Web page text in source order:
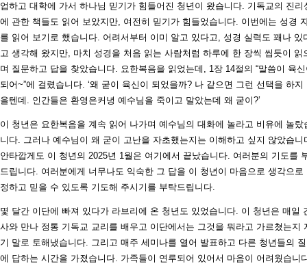
업하고 대학에 가서 하나님 믿기가 힘들어진 청년이 왔습니다. 기독교의 진리
에 관한 책들도 읽어 보았지만, 여전히 믿기가 힘들었습니다. 이번에는 성경
를 읽어 보기로 했습니다. 어려서부터 이미 알고 있다고, 성경 실력도 꽤나 있
고 생각해 왔지만, 마치 성경을 처음 읽는 사람처럼 하루에 한 장씩 씹듯이 읽
며 질문하고 답을 찾았습니다. 요한복음을 읽었는데, 1장 14절의 “말씀이 육
되어~”에 걸렸습니다. ‘왜 굳이 육신이 되었을까? 나 같으면 그런 선택을 하지
을텐데. 인간들은 환영은커녕 예수님을 죽이고 말았는데 왜 굳이?’
이 청년은 요한복음을 계속 읽어 나가며 예수님의 대화에 놀라고 비유에 놀랐
니다. 그러나 예수님이 왜 굳이 고난을 자초했는지는 이해하고 싶지 않았습니
안타깝게도 이 청년의 2025년 1월은 여기에서 끝났습니다. 여러분의 기도를
드립니다. 여러분에게 너무나도 익숙한 그 답을 이 청년이 마음으로 생각으로
정하고 믿을 수 있도록 기도해 주시기를 부탁드립니다.
몇 달간 이단에 빠져 있다가 라브리에 온 청년도 있었습니다. 이 청년은 매일
사와 만나 정통 기독교 교리를 배우고 이단에서는 그것을 뭐라고 가르쳤는지
기 말로 토해냈습니다. 그리고 매주 세미나를 열어 발표하고 다른 청년들의
에 답하는 시간을 가졌습니다. 가족들이 연루되어 있어서 마음이 어려웠습니